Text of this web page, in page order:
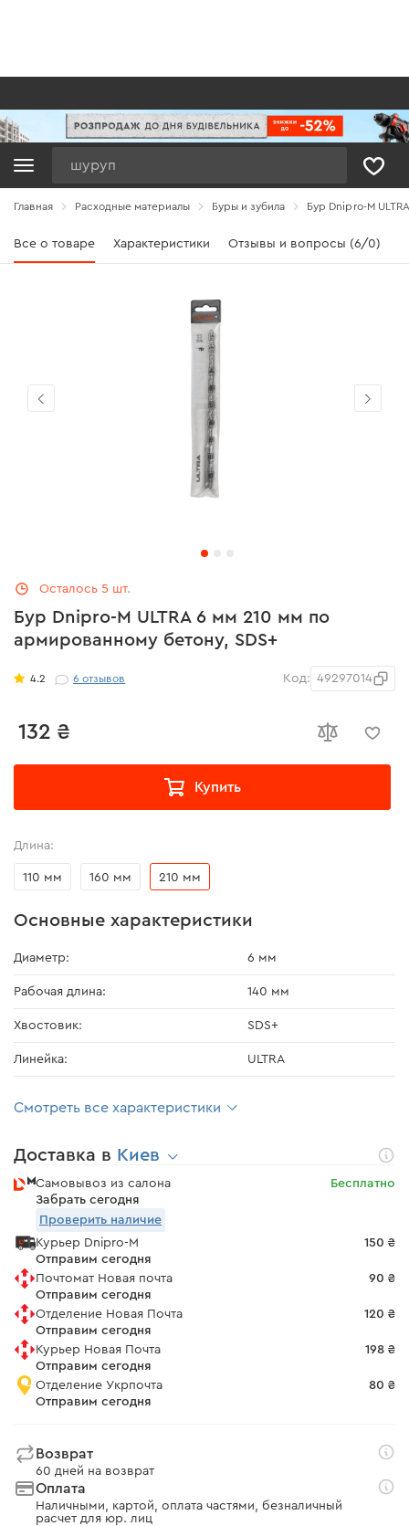
Главная Расходные материалы Буры и зубила Бур Dnipro-M
Все о товаре Характеристики Отзывы и вопросы (6/0)
Бур Dnipro-M ULTRA 6 мм 210 мм по
армированному бетону, SDS+
4.2 6отзывов Код: 49297014
132 ₴
Купить
Осталось 5 шт.
Длина:
110 мм 160 мм 210 мм
Основные характеристики
Диаметр: 6 мм
Рабочая длина: 140 мм
Хвостовик: SDS+
Линейка: ULTRA
Смотреть все характеристики
Доставка в Киев
Самовывоз из салона
Забрать сегодня
Бесплатно
Проверить наличие
Курьер Dnipro-M
Отправим сегодня
150 ₴
Почтомат Новая почта
Отправим сегодня
90 ₴
Отделение Новая Почта
Отправим сегодня
120 ₴
Курьер Новая Почта
Отправим сегодня
198 ₴
Отделение Укрпочта
Отправим сегодня
80 ₴
Возврат
60 дней на возврат
Оплата
Наличными, картой, оплата частями, безналичный
расчет для юр. лиц